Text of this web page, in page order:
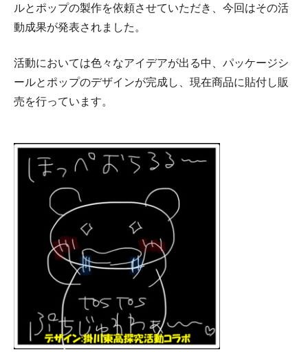
ルとポップの製作を依頼させていただき、今回はその活
動成果が発表されました。
活動においては色々なアイデアが出る中、パッケージシ
ールとポップのデザインが完成し、現在商品に貼付し販
売を行っています。